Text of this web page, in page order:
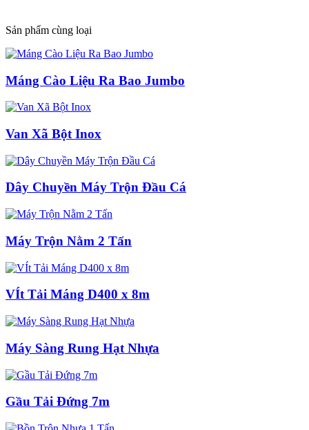
Sản phẩm cùng loại
Máng Cào Liệu Ra Bao Jumbo
Van Xã Bột Inox
Dây Chuyền Máy Trộn Đầu Cá
Máy Trộn Nằm 2 Tấn
VÍt Tải Máng D400 x 8m
Máy Sàng Rung Hạt Nhựa
Gầu Tải Đứng 7m